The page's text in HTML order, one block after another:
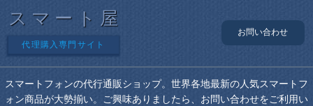
スマート屋
代理購入専門サイト
お問い合わせ
スマートフォンの代行通販ショップ。世界各地最新の人気スマートフ
ォン商品が大勢揃い。ご興味ありましたら、お問い合わせをご利用い